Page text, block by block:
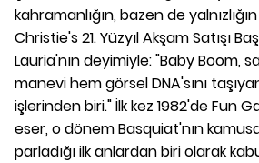
kahramanlığın, bazen de
Christie's 21. Yüzyıl Akşam Satışı
Lauria'nın deyimiyle: "Baby Boom,
manevi hem görsel DNA'sını
işlerinden biri." İlk kez 1982'de Fun
eser, o dönem Basquiat'nın
parladığı ilk anlardan biri olarak